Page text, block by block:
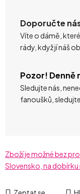
Doporučte
Víte o dámě,
rády, když jí náš
Pozor! Denně
Sledujte nás,
fanoušků,
Zboží je možné bez
Slovensko, na dobírku